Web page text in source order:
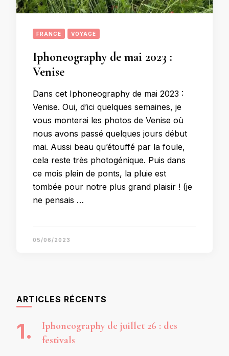
FRANCE VOYAGE
Iphoneography de mai 2023 :
Venise
Dans cet Iphoneography de mai 2023 :
Venise. Oui, d’ici quelques semaines, je
vous monterai les photos de Venise où
nous avons passé quelques jours début
mai. Aussi beau qu’étouffé par la foule,
cela reste très photogénique. Puis dans
ce mois plein de ponts, la pluie est
tombée pour notre plus grand plaisir ! (je
ne pensais …
05/06/2023
ARTICLES RÉCENTS
Iphoneography de juillet 26 : des
festivals